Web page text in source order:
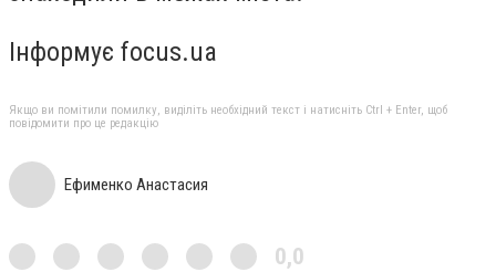
Інформує focus.ua
Якщо ви помітили помилку, виділіть необхідний текст і натисніть Ctrl + Enter, щоб
повідомити про це редакцію
Ефименко Анастасия
0,0